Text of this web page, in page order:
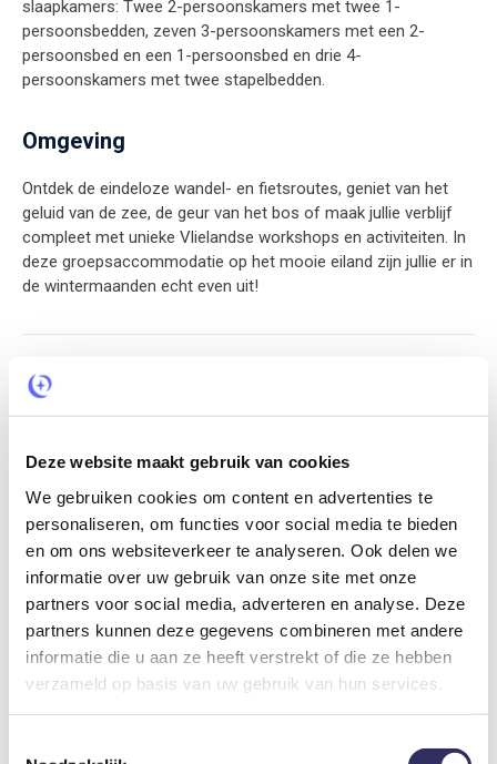
Deze website maakt gebruik van cookies
We gebruiken cookies om content en advertenties te
personaliseren, om functies voor social media te bieden
en om ons websiteverkeer te analyseren. Ook delen we
informatie over uw gebruik van onze site met onze
partners voor social media, adverteren en analyse. Deze
partners kunnen deze gegevens combineren met andere
informatie die u aan ze heeft verstrekt of die ze hebben
verzameld op basis van uw gebruik van hun services.
slaapkamers: Twee 2-persoonskamers met twee 1-
persoonsbedden, zeven 3-persoonskamers met een 2-
persoonsbed en een 1-persoonsbed en drie 4-
persoonskamers met twee stapelbedden.
Omgeving
Ontdek de eindeloze wandel- en fietsroutes, geniet van het
geluid van de zee, de geur van het bos of maak jullie verblijf
compleet met unieke Vlielandse workshops en activiteiten. In
deze groepsaccommodatie op het mooie eiland zijn jullie er in
de wintermaanden echt even uit!
Prijs inclusief
Extra personen toeslag
Er geldt een toeslag bij boekingen met 1 of meer personen.
Vanaf 1 personen betaal je € 19,00 per persoon per nacht
extra.
Bijkomende kosten
Schoonmaakkosten